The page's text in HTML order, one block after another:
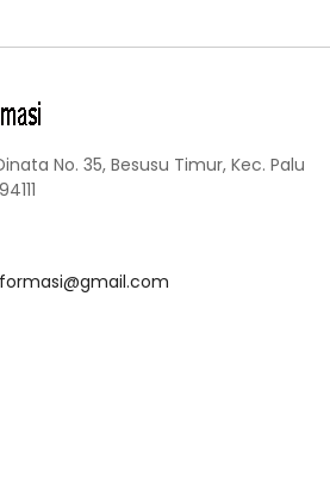
No. 35, Besusu Timur, Kec. Palu